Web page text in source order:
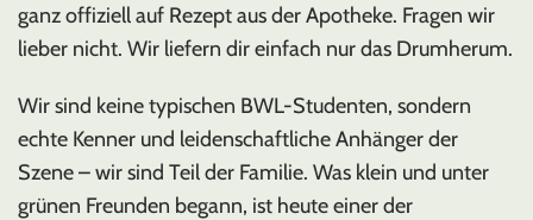
ganz offiziell auf Rezept aus der Apotheke. Fragen wir
lieber nicht. Wir liefern dir einfach nur das Drumherum.
Wir sind keine typischen BWL-Studenten, sondern
echte Kenner und leidenschaftliche Anhänger der
Szene – wir sind Teil der Familie. Was klein und unter
grünen Freunden begann, ist heute einer der